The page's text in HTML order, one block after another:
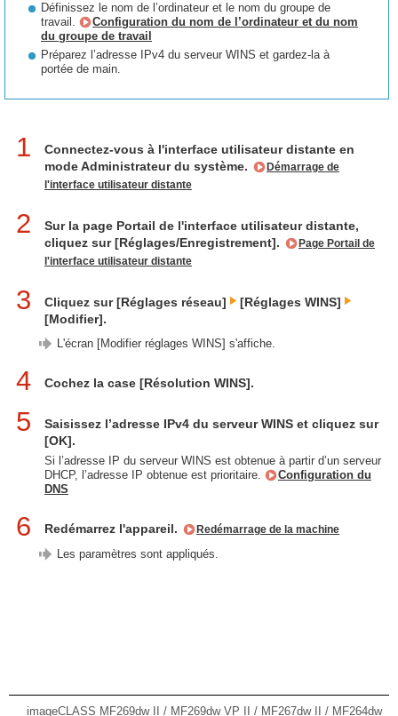
Définissez le nom de l’ordinateur et le nom du groupe de
travail.
Configuration du nom de l’ordinateur et du nom
du groupe de travail
Préparez l’adresse IPv4 du serveur WINS et gardez-la à
portée de main.
1
Connectez-vous à l'interface utilisateur distante en
mode Administrateur du système.
Démarrage de
l'interface utilisateur distante
2
Sur la page Portail de l'interface utilisateur distante,
cliquez sur [Réglages/Enregistrement].
Page Portail de
l'interface utilisateur distante
3 Cliquez sur [Réglages réseau]
[Réglages WINS]
[Modifier].
L'écran [Modifier réglages WINS] s'affiche.
4 Cochez la case [Résolution WINS].
5
Saisissez l’adresse IPv4 du serveur WINS et cliquez sur
[OK].
Si l’adresse IP du serveur WINS est obtenue à partir d’un serveur
DHCP, l’adresse IP obtenue est prioritaire.
Configuration du
DNS
6 Redémarrez l'appareil. Redémarrage de la machine
Les paramètres sont appliqués.
imageCLASS MF269dw II / MF269dw VP II / MF267dw II / MF264dw